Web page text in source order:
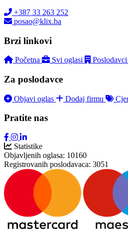
+387 33 263 252
posao@klix.ba
Brzi linkovi
Početna Svi oglasi Poslodavci
Za poslodavce
Objavi oglas Dodaj firmu
Pratite nas
Statistike
Objavljenih oglasa: 10160
Registrovanih poslodavaca: 3051